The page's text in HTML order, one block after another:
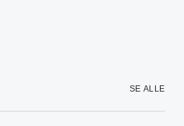
SE ALLE